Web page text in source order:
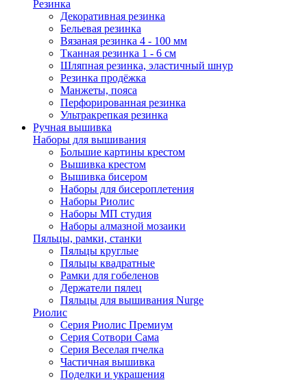
Резинка
Декоративная резинка
Бельевая резинка
Вязаная резинка 4 - 100 мм
Тканная резинка 1 - 6 см
Шляпная резинка, эластичный шнур
Резинка продёжка
Манжеты, пояса
Перфорированная резинка
Ультракрепкая резинка
Ручная вышивка
Наборы для вышивания
Большие картины крестом
Вышивка крестом
Вышивка бисером
Наборы для бисероплетения
Наборы Риолис
Наборы МП студия
Наборы алмазной мозаики
Пяльцы, рамки, станки
Пяльцы круглые
Пяльцы квадратные
Рамки для гобеленов
Держатели пялец
Пяльцы для вышивания Nurge
Риолис
Серия Риолис Премиум
Серия Сотвори Сама
Серия Веселая пчелка
Частичная вышивка
Поделки и украшения